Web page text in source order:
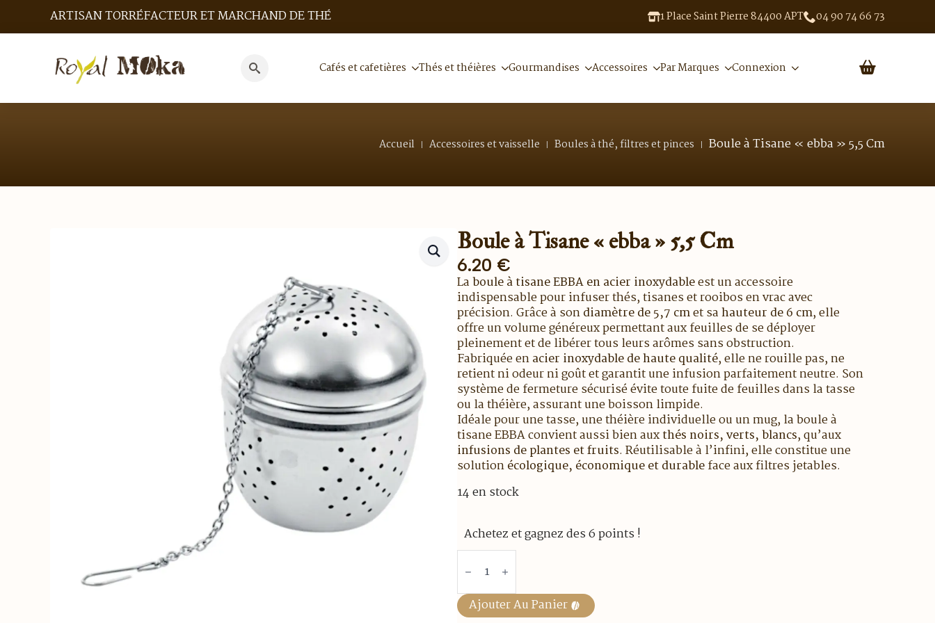
ARTISAN TORRÉFACTEUR ET MARCHAND DE THÉ 1 Place Saint Pierre 84400 APT 04 90 74 66 73
for:
Cafés et cafetières Thés et théières Gourmandises Accessoires Par Marques Connexion
Accueil Accessoires et vaisselle Boules à thé, filtres et pinces Boule à Tisane « ebba » 5,5 Cm
Boule à Tisane « ebba » 5,5 Cm
6.20 €
Laboule à tisane EBBA en acier inoxydableest un accessoire
indispensable pour infuser thés, tisanes et rooibos en vrac avec
précision. Grâce à sondiamètre de 5,7 cmet sahauteur de 6 cm, elle
offre un volume généreux permettant aux feuilles de se déployer
pleinement et de libérer tous leurs arômes sans obstruction.
Fabriquée enacier inoxydable de haute qualité, elle ne rouille pas, ne
retient ni odeur ni goût et garantit une infusion parfaitement neutre. Son
système de fermeture sécurisé évite toute fuite de feuilles dans la tasse
ou la théière, assurant une boisson limpide.
Idéale pour une tasse, une théière individuelle ou un mug, la boule à
tisane EBBA convient aussi bien auxthés noirs, verts, blancs, qu’aux
infusions de plantes et fruits. Réutilisable à l’infini, elle constitue une
solutionécologique, économique et durableface aux filtres jetables.
14 en stock
Achetez et gagnez des 6 points !
quantité
Boule
tisane
"EBBA"
Ajouter Au Panier